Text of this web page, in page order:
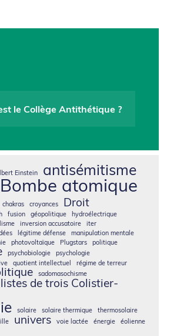
le Collège Antithétique ?
Einstein antisémitisme
Bombe atomique
chakras croyances Droit
fusion géopolitique
hydroélectrique
inversion accusatoire
iter
légitime défense
manipulation mentale
photovoltaïque Plugstars politique
psychobiologie
psychologie
quotient intellectuel régime de terreur
sadomasochisme
de trois Colistier-
solaire solaire thermique
thermosolaire
univers voie lactée énergie
éolienne